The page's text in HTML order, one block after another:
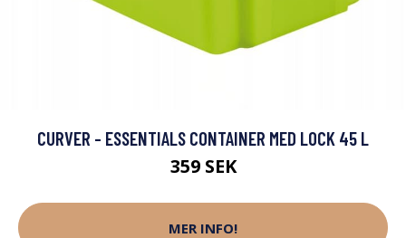
CURVER - ESSENTIALS CONTAINER MED LOCK 45 L
359 SEK
MER INFO!